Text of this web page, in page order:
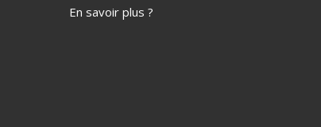
En savoir plus ?